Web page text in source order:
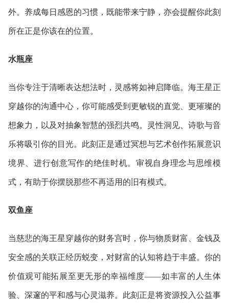
外。养成每日感恩的习惯，既能带来宁静，亦会提醒你此刻
所在正是你该在的位置。
水瓶座
当你专注于清晰表达想法时，灵感将如神启降临。海王星正
穿越你的沟通中心 ，你可能感受到更敏锐的直觉、更璀璨的
想象力，以及对抽象智慧的强烈共鸣。灵性洞见、诗歌与音
乐将吸引你的目光。此刻正是通过冥想与艺术创作拓展意识
境界、进行创意写作的绝佳时机。审视自身理念与思维模
式，有助于你摆脱那些不再适用的旧有模式。
双鱼座
当慈悲的海王星穿越你的财务宫时，你与物质财富、金钱及
安全感的关联正经历蜕变，对财富的认知将趋于丰盛。你的
价值观可能拓展至更无形的幸福维度——如丰富的人生体
验、深邃的平和感与心灵滋养。此刻正是将资源投入公益事